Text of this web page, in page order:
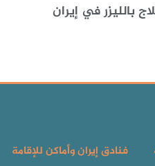
بالليزر في إيران
فنادق إيران وأماكن للإقامة